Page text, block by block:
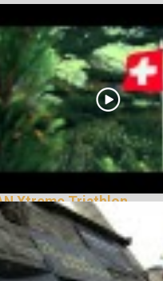
Xtreme Triathlon